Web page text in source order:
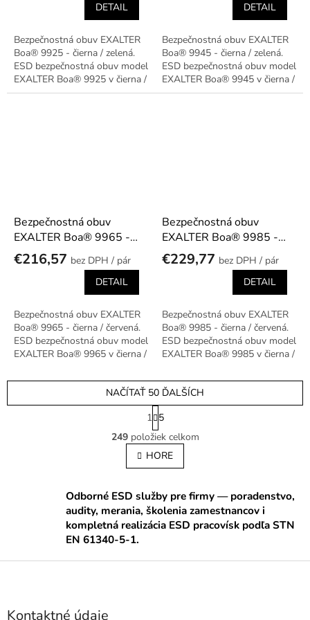
DETAIL
Bezpečnostná obuv EXALTER
Boa® 9925 - čierna / zelená.
ESD bezpečnostná obuv model
EXALTER Boa® 9925 v čierna /
zelená prevedení.
DETAIL
Bezpečnostná obuv EXALTER
Boa® 9945 - čierna / zelená.
ESD bezpečnostná obuv model
EXALTER Boa® 9945 v čierna /
zelená prevedení.
Bezpečnostná obuv
EXALTER Boa® 9965 -
čierna / červená
€216,57
/ pár
DETAIL
Bezpečnostná obuv EXALTER
Boa® 9965 - čierna / červená.
ESD bezpečnostná obuv model
EXALTER Boa® 9965 v čierna /
Bezpečnostná obuv
EXALTER Boa® 9985 -
čierna / červená
€229,77
/ pár
DETAIL
Bezpečnostná obuv EXALTER
Boa® 9985 - čierna / červená.
ESD bezpečnostná obuv model
EXALTER Boa® 9985 v čierna /
O
v
l
á
a
c
i
e
r
NAČÍTAŤ 50 ĎALŠÍCH
S
t
r
á
n
k
v
a
n
i
1 5
249položiek celkom
HORE
Odborné ESD služby pre firmy — poradenstvo,
audity, merania, školenia zamestnancov i
kompletná realizácia ESD pracovísk podľa STN
EN 61340-5-1.
Z
Kontaktné údaje